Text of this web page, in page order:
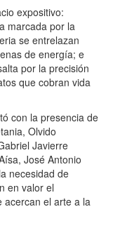
expositivo:
marcada por la
se entrelazan
de energía; e
por la precisión
que cobran vida
con la presencia de
Olvido
Javierre
José Antonio
necesidad de
en valor el
acercan el arte a la